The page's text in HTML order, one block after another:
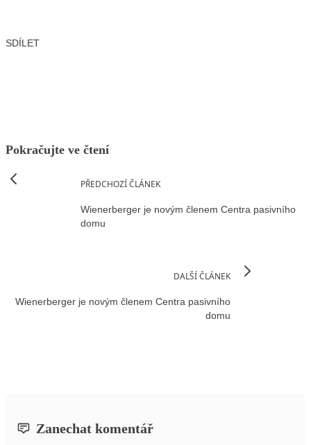
SDÍLET
Pokračujte ve čtení
PŘEDCHOZÍ ČLÁNEK
Wienerberger je novým členem Centra pasivního
domu
DALŠÍ ČLÁNEK
Wienerberger je novým členem Centra pasivního
domu
Zanechat komentář